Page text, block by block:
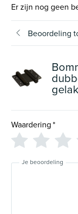
Er zijn nog geen
Beoordeling
Waardering *
Je beoordeling